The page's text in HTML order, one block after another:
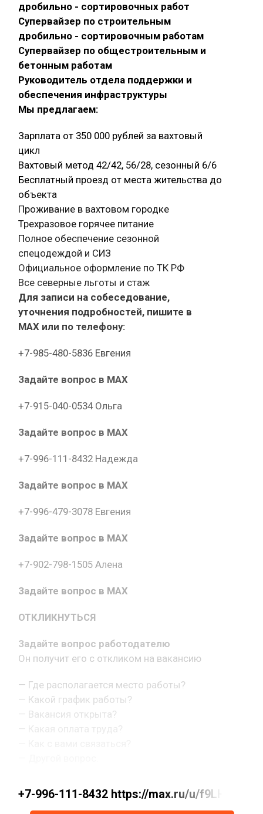
дробильно - сортировочных работ
Супервайзер по строительным
дробильно - сортировочным работам
Супервайзер по общестроительным и
бетонным работам
Руководитель отдела поддержки и
обеспечения инфраструктуры
Мы предлагаем:
Зарплата от 350 000 рублей за вахтовый
цикл
Вахтовый метод 42/42, 56/28, сезонный 6/6
Бесплатный проезд от места жительства до
объекта
Проживание в вахтовом городке
Трехразовое горячее питание
Полное обеспечение сезонной
спецодеждой и СИЗ
Официальное оформление по ТК РФ
Все северные льготы и стаж
Для записи на собеседование,
уточнения подробностей, пишите в
МАХ или по телефону:
+7-985-480-5836 Евгения
Задайте вопрос в MAX
+7-915-040-0534 Ольга
Задайте вопрос в MAX
+7-996-111-8432 Надежда
Задайте вопрос в MAX
+7-996-479-3078 Евгения
Задайте вопрос в MAX
+7-902-798-1505 Алена
Задайте вопрос в MAX
ОТКЛИКНУТЬСЯ
Задайте вопрос работодателю
Он получит его с откликом на вакансию
— Где располагается место работы?
— Какой график работы?
— Вакансия открыта?
+7-996-111-8432 https://max.ru/u/